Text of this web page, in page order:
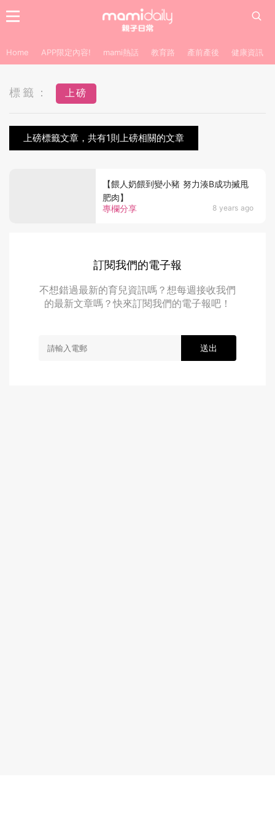
Home APP限定內容! mami熱話 教育路 產前產後 健康資訊
標籤： 上磅
上磅標籤文章，共有1則上磅相關的文章
專欄分享 8 years ago
【餵人奶餵到變小豬 努力湊B成功搣甩
肥肉】
訂閱我們的電子報
不想錯過最新的育兒資訊嗎？想每週接收我們
的最新文章嗎？快來訂閱我們的電子報吧！
送出